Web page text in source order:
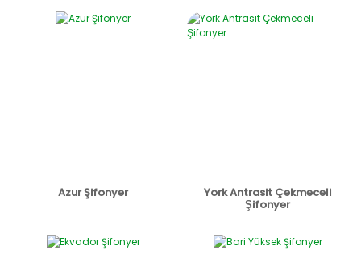
Azur Şifonyer York Antrasit Çekmeceli
Şifonyer